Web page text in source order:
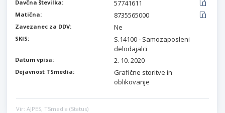
Davčna številka: 57741611
Matična: 8735565000
Zavezanec za DDV: Ne
SKIS:
S.14100 - Samozaposleni
delodajalci
Datum vpisa: 2. 10. 2020
Dejavnost TSmedia:
Grafične storitve in
oblikovanje
Vir: AJPES, TSmedia (Status)